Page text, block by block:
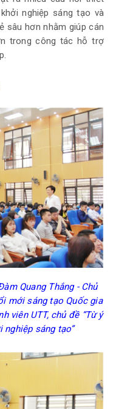
nghiệp sáng tạo và
sâu hơn nhằm giúp cán
trong công tác hỗ trợ
Quang Thắng - Chủ
mới sáng tạo Quốc gia
viên UTT, chủ đề “Từ ý
sáng tạo”